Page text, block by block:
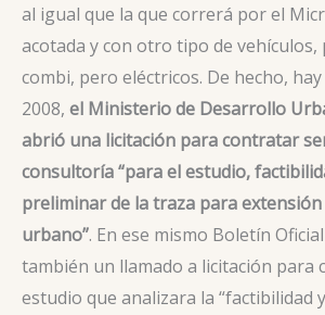
al igual que la que correrá por el
acotada y con otro tipo de vehículos,
combi, pero eléctricos. De hecho,
2008, el Ministerio de Desarrollo
abrió una licitación para contratar
consultoría “para el estudio,
preliminar de la traza para
urbano”. En ese mismo Boletín
también un llamado a licitación para
estudio que analizara la “factibilidad